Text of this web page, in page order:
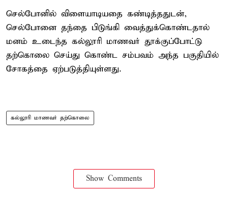
செல்போனில் விளையாடியதை கண்டித்ததுடன்,
செல்போனை தந்தை பிடுங்கி வைத்துக்கொண்டதால்
மனம் உடைந்த கல்லூரி மாணவர் தூக்குப்போட்டு
தற்கொலை செய்து கொண்ட சம்பவம் அந்த பகுதியில்
சோகத்தை ஏற்படுத்தியுள்ளது.
கல்லூரி மாணவர் தற்கொலை
Show Comments